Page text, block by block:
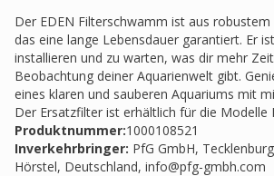
Der EDEN Filterschwamm ist aus
das eine lange Lebensdauer garantiert. Er
installieren und zu warten, was dir mehr
Beobachtung deiner Aquarienwelt gibt.
eines klaren und sauberen Aquariums mit
Der Ersatzfilter ist erhältlich für die Modelle
Produktnummer:1000108521
Inverkehrbringer: PfG GmbH,
Hörstel, Deutschland, info@pfg-gmbh.com